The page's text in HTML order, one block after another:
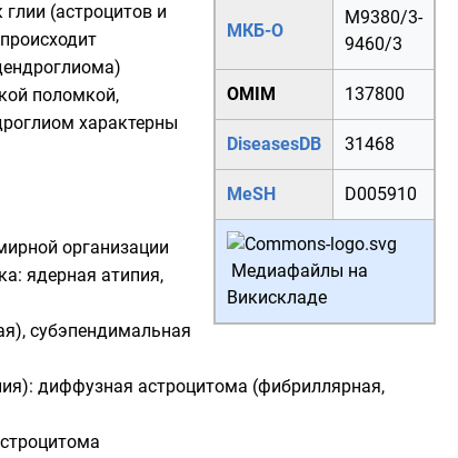
МКБ-О
M9380/3-
9460/3
OMIM 137800
DiseasesDB 31468
MeSH D005910
Медиафайлы на
Викискладе
(астроцитов и
поломкой,
характерны
организации
ядерная атипия,
субэпендимальная
диффузная астроцитома (фибриллярная,